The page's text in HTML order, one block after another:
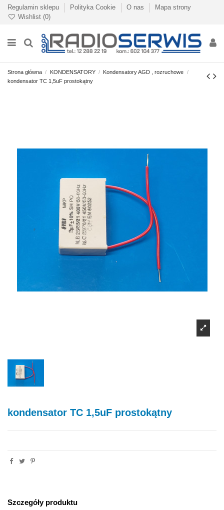
Regulamin sklepu Polityka Cookie O nas
Mapa strony
Wishlist (0)
Strona główna KONDENSATORY
Kondensatory AGD , rozruchowe
kondensator TC 1,5uF prostokątny
kondensator TC 1,5uF prostokątny
Szczegóły produktu